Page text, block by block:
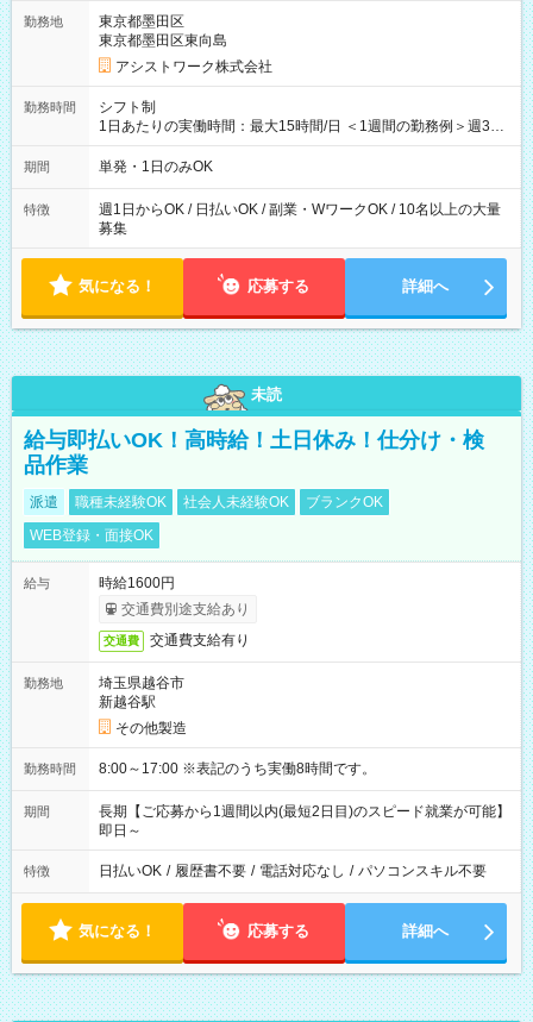
勤務地
東京都墨田区
東京都墨田区東向島
アシストワーク株式会社
勤務時間
シフト制
1日あたりの実働時間：最大15時間/日 ＜1週間の勤務例＞週3回
勤務 勤務：月・水・金 休み：火・木・土・日 好きな時にお仕事
可能です！ ※1日あたりの最大実働時間は日勤、夜勤共に勤務し
期間 単発・1日のみOK
特徴
週1日からOK / 日払いOK / 副業・WワークOK / 10名以上の大量
募集
気になる！ 応募する 詳細へ
未読
給与即払いOK！高時給！土日休み！仕分け・検
品作業
派遣 職種未経験OK 社会人未経験OK
ブランクOK
WEB登録・面接OK
給与
時給1600円
交通費別途支給あり
交通費 交通費支給有り
勤務地
埼玉県越谷市
新越谷駅
その他製造
勤務時間 8:00～17:00 ※表記のうち実働8時間です。
期間
長期【ご応募から1週間以内(最短2日目)のスピード就業が可能】
即日～
特徴 日払いOK / 履歴書不要 / 電話対応なし / パソコンスキル不要
気になる！ 応募する 詳細へ